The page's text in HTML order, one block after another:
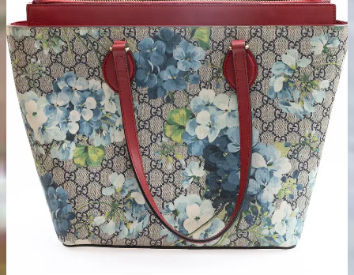
出張買取の
お申込み
宅配買取の
お申込み